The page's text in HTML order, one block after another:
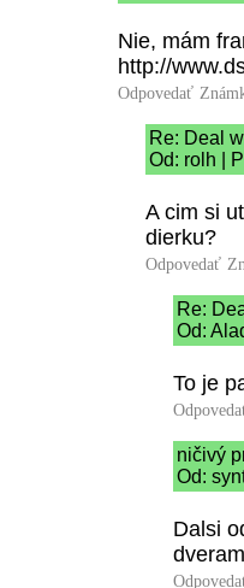
Nie, mám
http://
Odpovedať
Re: Deal
Od: rolh |
A cim si
dierku?
Odpovedať
Re:
Od:
To je
ničivý
Od:
Dalsi